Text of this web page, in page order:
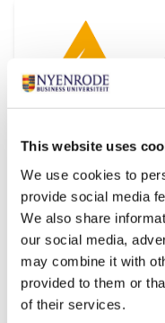
This website uses
We use cookies to
provide social media
We also share
our social media,
may combine it with
provided to them or
of their services.
Crowe Foederer
Noord Nederland
Zuid